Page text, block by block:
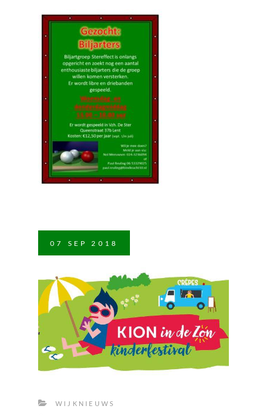
07 SEP 2018
WIJKNIEUWS